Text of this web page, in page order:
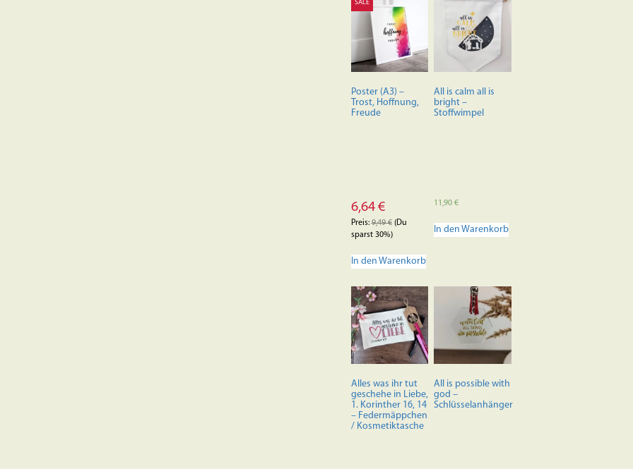
Optionen
können
auf
der
Produktseite
gewählt
SALE
Poster (A3) –
Trost, Hoffnung,
Freude
6,64 €
Preis:9,49€(Du
sparst 30%)
In den Warenkorb
All is calm all is
bright –
Stoffwimpel
11,90€
In den Warenkorb
Alles was ihr tut
geschehe in Liebe,
1. Korinther 16, 14
– Federmäppchen
/ Kosmetiktasche
All is possible with
god –
Schlüsselanhänger